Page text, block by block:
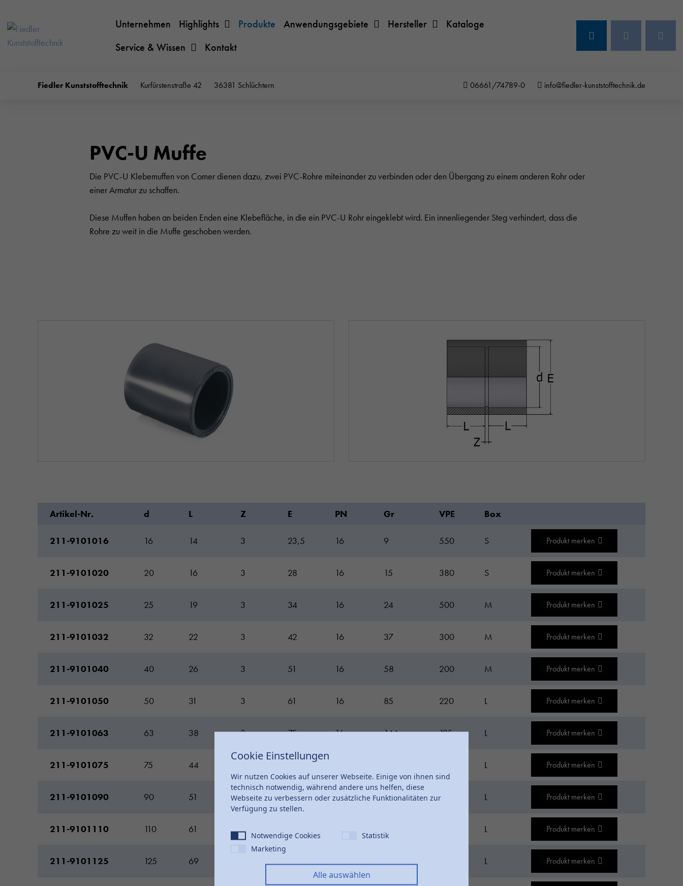
Unternehmen Highlights Produkte Anwendungsgebiete Hersteller
Kataloge
Service & Wissen
Kontakt
Fiedler Kunststofftechnik Kurfürstenstraße 42 36381 Schlüchtern 06661/74789-0 info@fiedler-kunststofftechnik.de
PVC-U Muffe
Die PVC-U Klebemuffen von Comer dienen dazu, zwei PVC-Rohre miteinander zu verbinden oder den Übergang zu einem anderen Rohr oder
einer Armatur zu schaffen.
Diese Muffen haben an beiden Enden eine Klebefläche, in die ein PVC-U Rohr eingeklebt wird. Ein innenliegender Steg verhindert, dass die
Rohre zu weit in die Muffe geschoben werden.
Artikel-Nr. d L Z E PN Gr VPE Box
211-9101016 16 14 3 23,5 16 9 550 S Produkt merken
211-9101020 20 16 3 28 16 15 380 S Produkt merken
211-9101025 25 19 3 34 16 24 500 M Produkt merken
211-9101032 32 22 3 42 16 37 300 M Produkt merken
211-9101040 40 26 3 51 16 58 200 M Produkt merken
211-9101050 50 31 3 61 16 85 220 L Produkt merken
211-9101063 63 38 3 75 16 144 125 L Produkt merken
211-9101075 75 44 L Produkt merken
211-9101090 90 51 5 106 16 351 45 L Produkt merken
211-9101110 110 61 6 L Produkt merken
211-9101125 125 69 145 16 805 L Produkt merken
Cookie Einstellungen
Wir nutzen Cookies auf unserer Webseite. Einige von ihnen sind
technisch notwendig, während andere uns helfen, diese
Webseite zu verbessern oder zusätzliche Funktionalitäten zur
Verfügung zu stellen.
Notwendige Cookies
Statistik
Marketing
Alle auswählen